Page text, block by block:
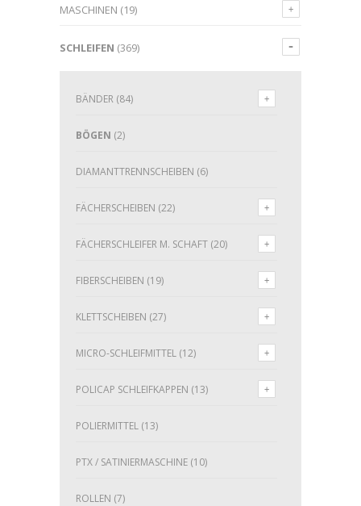
MASCHINEN (19)
SCHLEIFEN (369)
BÄNDER (84)
BÖGEN (2)
DIAMANTTRENNSCHEIBEN (6)
FÄCHERSCHEIBEN (22)
FÄCHERSCHLEIFER M. SCHAFT (20)
FIBERSCHEIBEN (19)
KLETTSCHEIBEN (27)
MICRO-SCHLEIFMITTEL (12)
POLICAP SCHLEIFKAPPEN (13)
POLIERMITTEL (13)
PTX / SATINIERMASCHINE (10)
ROLLEN (7)